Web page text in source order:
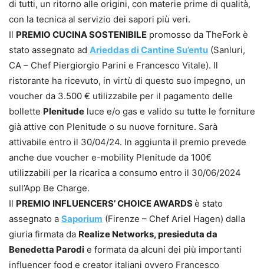
di tutti, un ritorno alle origini, con materie prime di qualità,
con la tecnica al servizio dei sapori più veri.
Il PREMIO CUCINA SOSTENIBILE promosso da TheFork è
stato assegnato ad Arieddas di Cantine Su’entu (Sanluri,
CA – Chef Piergiorgio Parini e Francesco Vitale). Il
ristorante ha ricevuto, in virtù di questo suo impegno, un
voucher da 3.500 € utilizzabile per il pagamento delle
bollette Plenitude luce e/o gas e valido su tutte le forniture
già attive con Plenitude o su nuove forniture. Sarà
attivabile entro il 30/04/24. In aggiunta il premio prevede
anche due voucher e-mobility Plenitude da 100€
utilizzabili per la ricarica a consumo entro il 30/06/2024
sull’App Be Charge.
Il PREMIO INFLUENCERS’ CHOICE AWARDSè stato
assegnato a Saporium (Firenze – Chef Ariel Hagen) dalla
giuria firmata da Realize Networks, presieduta da
Benedetta Parodi e formata da alcuni dei più importanti
influencer food e creator italiani ovvero Francesco